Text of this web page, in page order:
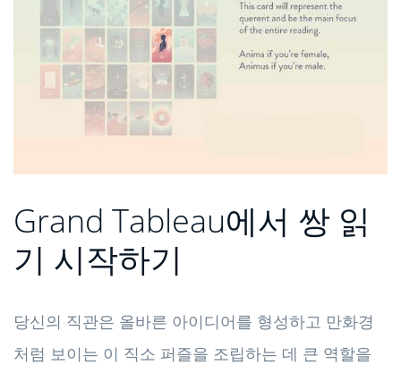
Grand Tableau에서 쌍 읽
기 시작하기
당신의 직관은 올바른 아이디어를 형성하고 만화경
처럼 보이는 이 직소 퍼즐을 조립하는 데 큰 역할을